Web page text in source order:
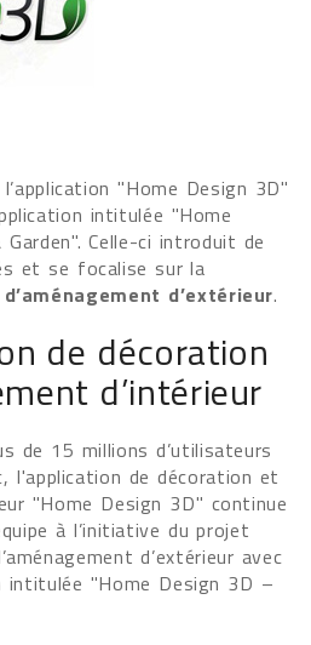
"Home Design 3D"
intitulée "Home
Celle-ci introduit de
et se focalise sur la
d’extérieur.
de décoration
d’intérieur
de 15 millions d’utilisateurs
l'application de décoration et
"Home Design 3D" continue
à l’initiative du projet
d’extérieur avec
intitulée "Home Design 3D –